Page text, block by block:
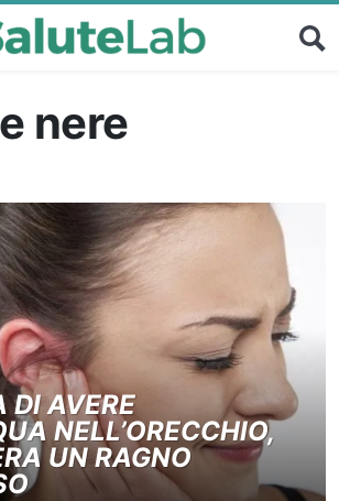
nere
DI AVERE
NELL’ORECCHIO,
UN RAGNO